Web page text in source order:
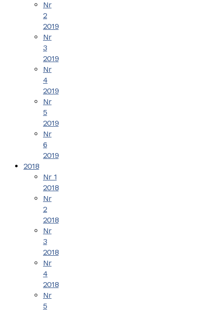
Nr
2
2019
Nr
3
2019
Nr
4
2019
Nr
5
2019
Nr
6
2019
2018
Nr 1
2018
Nr
2
2018
Nr
3
2018
Nr
4
2018
Nr
5